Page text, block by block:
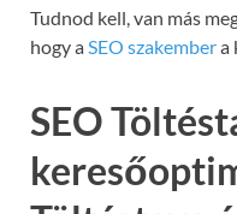
Tudnod kell, van más
hogy aSEO szakembera
SEO